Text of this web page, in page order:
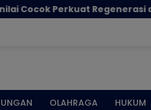
Regenerasi dan Inovasi
OLAHRAGA HUKUM